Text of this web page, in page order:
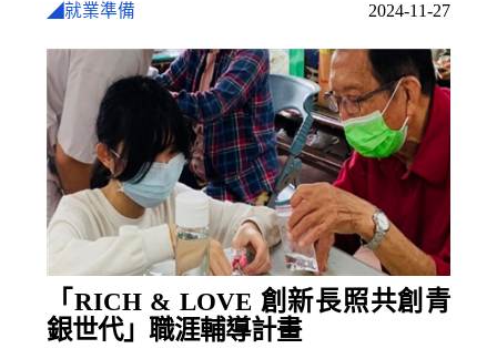
◢就業準備 2024-11-27
「RICH & LOVE 創新長照共創青
銀世代」職涯輔導計畫